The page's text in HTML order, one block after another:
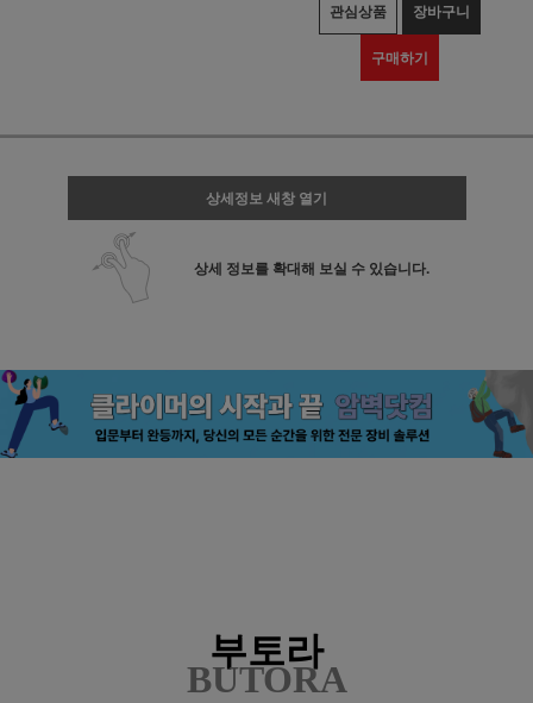
관심상품 장바구니
구매하기
상세정보 새창 열기
상세 정보를 확대해 보실 수 있습니다.
부토라
BUTORA